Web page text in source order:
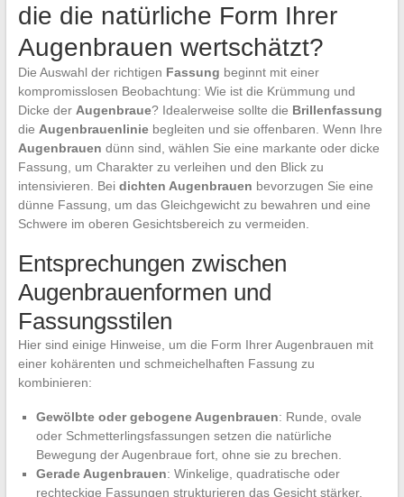
die die natürliche Form Ihrer
Augenbrauen wertschätzt?
Die Auswahl der richtigen Fassung beginnt mit einer
kompromisslosen Beobachtung: Wie ist die Krümmung und
Dicke der Augenbraue? Idealerweise sollte die Brillenfassung
die Augenbrauenliniebegleiten und sie offenbaren. Wenn Ihre
Augenbrauen dünn sind, wählen Sie eine markante oder dicke
Fassung, um Charakter zu verleihen und den Blick zu
intensivieren. Bei dichten Augenbrauen bevorzugen Sie eine
dünne Fassung, um das Gleichgewicht zu bewahren und eine
Schwere im oberen Gesichtsbereich zu vermeiden.
Entsprechungen zwischen
Augenbrauenformen und
Fassungsstilen
Hier sind einige Hinweise, um die Form Ihrer Augenbrauen mit
einer kohärenten und schmeichelhaften Fassung zu
kombinieren:
Gewölbte oder gebogene Augenbrauen: Runde, ovale
oder Schmetterlingsfassungen setzen die natürliche
Bewegung der Augenbraue fort, ohne sie zu brechen.
Gerade Augenbrauen: Winkelige, quadratische oder
rechteckige Fassungen strukturieren das Gesicht stärker.